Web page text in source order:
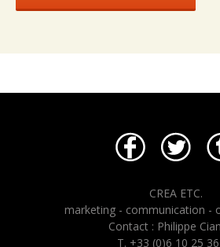
CREA ETC.
marketing - communication -
Contact : Philippe
T. +33 (0)6 10 25